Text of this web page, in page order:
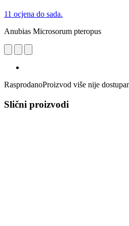
11 ocjena do sada.
Anubias Microsorum pteropus
RasprodanoProizvod više nije
Slični proizvodi